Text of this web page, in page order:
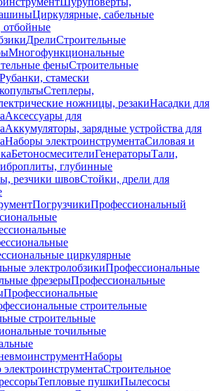
Циркулярные, сабельные
отбойные
ДрелиСтроительные
Многофункциональные
феныСтроительные
Рубанки, стамески
Степлеры,
ножницы, резакиНасадки для
Аксессуары для
Аккумуляторы, зарядные устройства для
Наборы электроинструментаСиловая и
БетоносмесителиГенераторыТали,
глубинные
резчики швовСтойки, дрели для
ПогрузчикиПрофессиональный
циркулярные
электролобзикиПрофессиональные
фрезерыПрофессиональные
Профессиональные
строительные
строительные
точильные
Наборы
Строительное
Тепловые пушкиПылесосы